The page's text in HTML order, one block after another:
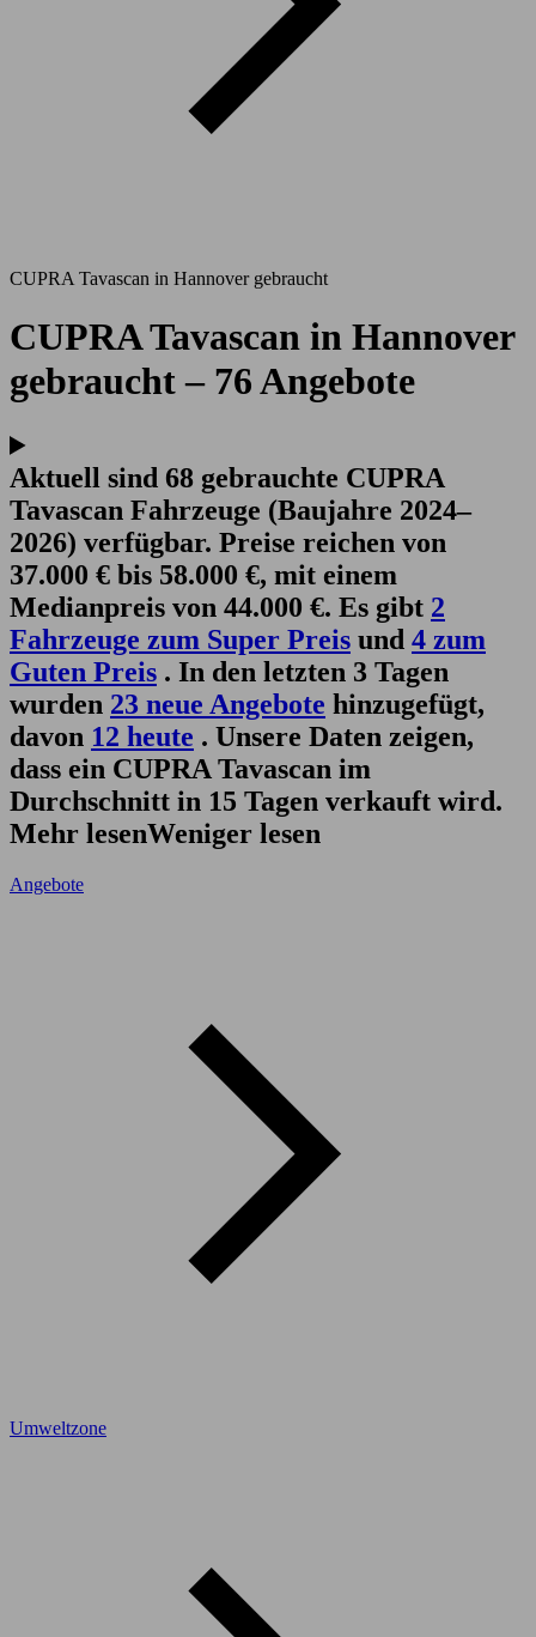
CUPRA Tavascan in Hannover gebraucht
CUPRA Tavascan in Hannover
gebraucht – 76 Angebote
Aktuell sind 68 gebrauchte CUPRA
Tavascan Fahrzeuge (Baujahre 2024–
2026) verfügbar. Preise reichen von
37.000 € bis 58.000 €, mit einem
Medianpreis von 44.000 €. Es gibt 2
Fahrzeuge zum Super Preis und 4 zum
Guten Preis . In den letzten 3 Tagen
wurden 23 neue Angebote hinzugefügt,
davon 12 heute . Unsere Daten zeigen,
dass ein CUPRA Tavascan im
Durchschnitt in 15 Tagen verkauft wird.
Mehr lesenWeniger lesen
Angebote
Umweltzone